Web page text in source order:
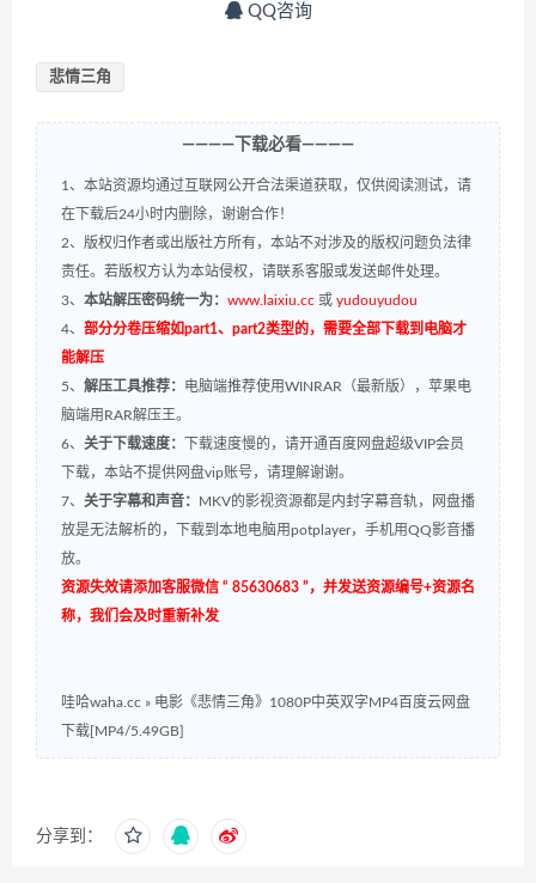
QQ咨询
悲情三角
————下载必看————
1、本站资源均通过互联网公开合法渠道获取，仅供阅读测试，请
在下载后24小时内删除，谢谢合作！
2、版权归作者或出版社方所有，本站不对涉及的版权问题负法律
责任。若版权方认为本站侵权，请联系客服或发送邮件处理。
3、 本站解压密码统一为： www.laixiu.cc 或 yudouyudou
4、 部分分卷压缩如part1、part2类型的，需要全部下载到电脑才
能解压
5、 解压工具推荐： 电脑端推荐使用WINRAR（最新版），苹果电
脑端用RAR解压王。
6、 关于下载速度：
下载速度慢的，请开通百度网盘超级VIP会员
下载，本站不提供网盘vip账号，请理解谢谢。
7、 关于字幕和声音： MKV的影视资源都是内封字幕音轨，网盘播
放是无法解析的，下载到本地电脑用potplayer，手机用QQ影音播
放。
资源失效请添加客服微信 “ 85630683 ”，并发送资源编号+资源名
称，我们会及时重新补发
哇哈waha.cc » 电影《悲情三角》1080P中英双字MP4百度云网盘
下载[MP4/5.49GB]
分享到：